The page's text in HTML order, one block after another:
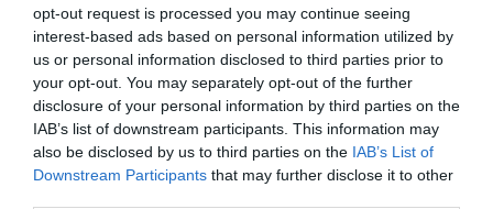
opt-out request is processed you may continue seeing
interest-based ads based on personal information utilized by
us or personal information disclosed to third parties prior to
your opt-out. You may separately opt-out of the further
disclosure of your personal information by third parties on the
IAB’s list of downstream participants. This information may
also be disclosed by us to third parties on the IAB’s List of
Downstream Participants that may further disclose it to other
GAZDASÁG HÍREK
május 18, 2025 admin
A Balaton már drága, a Velencei-
tavat elfoglalják az állandó lakók